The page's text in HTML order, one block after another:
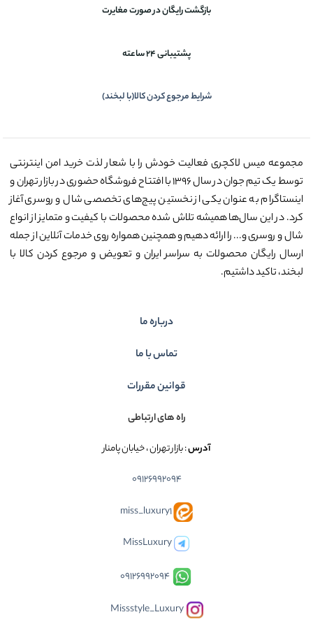
بازگشت رایگان در صورت مغایرت
پشتیبانی 24 ساعته
شرایط مرجوع کردن کالا(با لبخند)
مجموعه میس لاکچری فعالیت خودش را با شعار لذت خرید امن اینترنتی
توسط یک تیم جوان در سال ۱۳۹۶ با افتتاح فروشگاه حضوری در بازار تهران و
اینستاگرام به عنوان یکی از نخستین پیج‌های تخصصی شال و روسری آغاز
کرد. در این سال‌ها همیشه تلاش شده محصولات با کیفیت و متمایز از انواع
شال و روسری و... را ارائه دهیم و همچنین همواره روی خدمات آنلاین از جمله
ارسال رایگان محصولات به سراسر ایران و تعویض و مرجوع کردن کالا با
لبخند، تاکید داشتیم.
درباره ما
تماس با ما
قوانین مقررات
راه های ارتباطی
آدرس: بازار تهران ، خیابان پامنار
09126992094
miss_luxury1
MissLuxury
09126992094
Missstyle_Luxury